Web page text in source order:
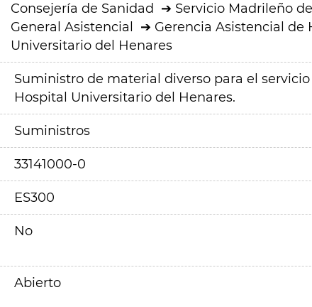
Consejería de Sanidad Servicio Madrileño
General Asistencial
Gerencia Asistencial de
Universitario del Henares
Suministro de material diverso para el
Hospital Universitario del Henares.
Suministros
33141000-0
ES300
No
Abierto